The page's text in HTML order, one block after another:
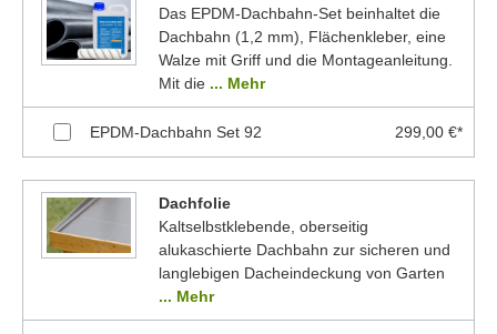
Das EPDM-Dachbahn-Set beinhaltet die
Dachbahn (1,2 mm), Flächenkleber, eine
Walze mit Griff und die Montageanleitung.
Mit die ... Mehr
EPDM-Dachbahn Set 92 299,00 €*
Dachfolie
Kaltselbstklebende, oberseitig
alukaschierte Dachbahn zur sicheren und
langlebigen Dacheindeckung von Garten
... Mehr